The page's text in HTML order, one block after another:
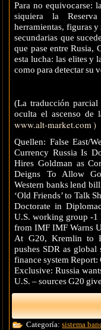
Para no equivocarse:
siquiera la
herramientas, figuras y
secundarias que
que pase entre Rusia,
esta lucha: las elites y
como para detectar su
(La traducción parcial
oculta el ascenso de
www.alt-market.com )
Quellen: False East/
Currency Russia Is
Hires Goldman as
Deigns To Allow
Western banks lend
‘Old Friends’ to Talk
Doctorate in
U.S. working group -1
from IMF IMF Warns
At G20, Kremlin to
pushes SDR as
finance system
Exclusive: Russia
U.S. – sources G20
Categoría:sistema